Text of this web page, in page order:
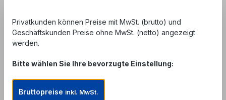
Juniper XFP-10GE-SR Marconi Nokia - Alcatel
Geschäftskunden, Behörden und öffentliche
Privatkunden können Preise mit MwSt. (brutto) und
Geschäftskunden Preise ohne MwSt. (netto) angezeigt
werden.
Bitte wählen Sie Ihre bevorzugte Einstellung:
Bruttopreise inkl. MwSt.